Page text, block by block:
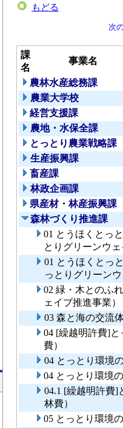
もどる
次
課
名
事業名
農林水産総務課
農業大学校
経営支援課
農地・水保全課
とっとり農業戦略課
生産振興課
畜産課
林政企画課
県産材・林産振興課
森林づくり推進課
01 とうほくとっ
とりグリーンウ
01 とうほくとっ
っとりグリーン
02 緑・木とのふ
ェイブ推進事業）
03 森と海の交流
04 [繰越明許費]
費）
04 とっとり環境
04 とっとり環境
04.1 [繰越明許費]
林費）
05 とっとり環境